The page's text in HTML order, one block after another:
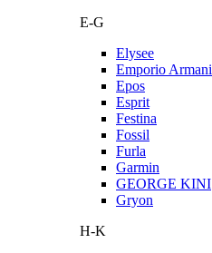
E-G
Elysee
Emporio Armani
Epos
Esprit
Festina
Fossil
Furla
Garmin
GEORGE KINI
Gryon
H-K